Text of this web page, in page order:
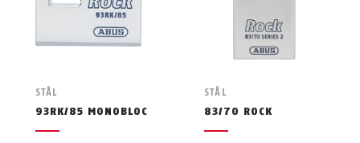
STÅL
93RK/85 MONOBLOC
STÅL
83/70 ROCK